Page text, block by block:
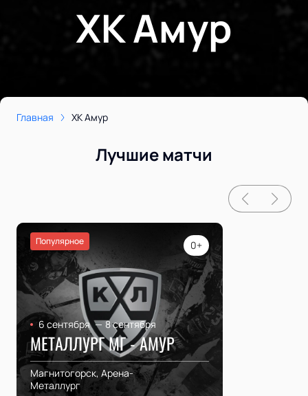
ХК Амур
Главная ХК Амур
Лучшие матчи
Популярное 0+
6 сентября — 8 сентября
МЕТАЛЛУРГ МГ - АМУР
Магнитогорск, Арена-
Металлург